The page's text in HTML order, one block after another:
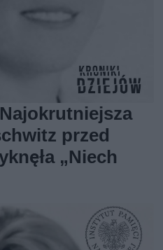
przed
„Niech